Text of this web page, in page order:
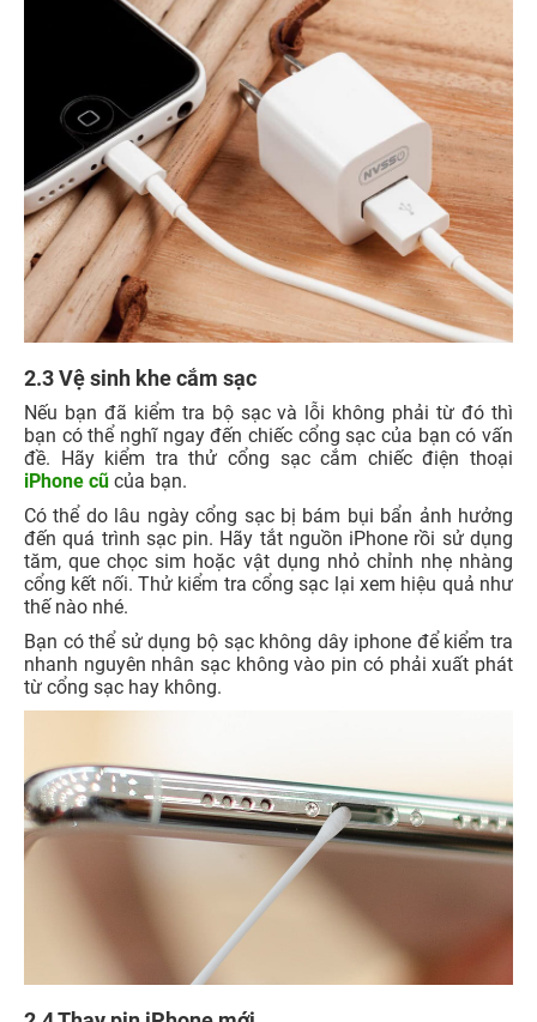
2.3 Vệ sinh khe cắm sạc
Nếu bạn đã kiểm tra bộ sạc và lỗi không phải từ đó thì
bạn có thể nghĩ ngay đến chiếc cổng sạc của bạn có vấn
đề. Hãy kiểm tra thử cổng sạc cắm chiếc điện thoại
iPhone cũ của bạn.
Có thể do lâu ngày cổng sạc bị bám bụi bẩn ảnh hưởng
đến quá trình sạc pin. Hãy tắt nguồn iPhone rồi sử dụng
tăm, que chọc sim hoặc vật dụng nhỏ chỉnh nhẹ nhàng
cổng kết nối. Thử kiểm tra cổng sạc lại xem hiệu quả như
thế nào nhé.
Bạn có thể sử dụng bộ sạc không dây iphone để kiểm tra
nhanh nguyên nhân sạc không vào pin có phải xuất phát
từ cổng sạc hay không.